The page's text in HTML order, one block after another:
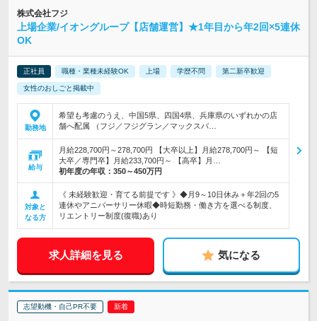
株式会社フジ
上場企業/イオングループ【店舗運営】★1年目から年2回×5連休
OK
正社員 職種・業種未経験OK 上場 学歴不問 第二新卒歓迎
女性のおしごと掲載中
勤務地
希望も考慮のうえ、中国5県、四国4県、兵庫県のいずれかの店
舗へ配属 （フジ／フジグラン／マックスバ…
給与
月給228,700円～278,700円 【大卒以上】月給278,700円～ 【短
大卒／専門卒】月給233,700円～ 【高卒】月…
初年度の年収： 350～450万円
対象と
なる方
《 未経験歓迎・育てる前提です 》◆月9～10日休み＋年2回の5
連休やアニバーサリー休暇◆時短勤務・働き方を選べる制度、
リエントリー制度(復職)あり
求人詳細を見る 気になる
志望動機・自己PR不要